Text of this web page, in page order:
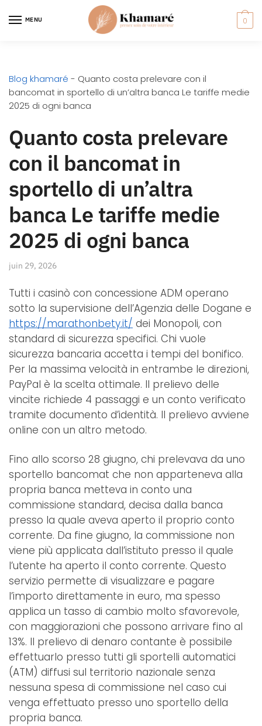
MENU 0
Blog khamaré - Quanto costa prelevare con il
bancomat in sportello di un’altra banca Le tariffe medie
2025 di ogni banca
Quanto costa prelevare
con il bancomat in
sportello di un’altra
banca Le tariffe medie
2025 di ogni banca
juin 29, 2026
Tutti i casinò con concessione ADM operano
sotto la supervisione dell’Agenzia delle Dogane e
https://marathonbety.it/ dei Monopoli, con
standard di sicurezza specifici. Chi vuole
sicurezza bancaria accetta i tempi del bonifico.
Per la massima velocità in entrambe le direzioni,
PayPal è la scelta ottimale. Il prelievo delle
vincite richiede 4 passaggi e un conto verificato
tramite documento d’identità. Il prelievo avviene
online con un altro metodo.
Fino allo scorso 28 giugno, chi prelevava da uno
sportello bancomat che non apparteneva alla
propria banca metteva in conto una
commissione standard, decisa dalla banca
presso la quale aveva aperto il proprio conto
corrente. Da fine giugno, la commissione non
viene più applicata dall’istituto presso il quale
l’utente ha aperto il conto corrente. Questo
servizio permette di visualizzare e pagare
l’importo direttamente in euro, ma spesso
applica un tasso di cambio molto sfavorevole,
con maggiorazioni che possono arrivare fino al
13%. Il prelievo di denaro contante è possibile
effettuarlo presso tutti gli sportelli automatici
(ATM) diffusi sul territorio nazionale senza
nessuna spesa di commissione nel caso cui
venga effettuato presso uno sportello della
propria banca.